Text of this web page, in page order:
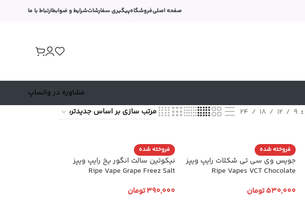
صفحه اصلیفروشگاهپیگیری سفارشاتشرایط و ضوابطارتباط با ما
مشاوره در واتساپ
9
12
18
24
فروخته شده
جویس وی سی تی شکلات رایپ ویپز
Ripe Vapes VCT Chocolate
530,000تومان
فروخته شده
نیکوتین سالت انگور یخ رایپ ویپز
Ripe Vape Grape Freez Salt
390,000تومان